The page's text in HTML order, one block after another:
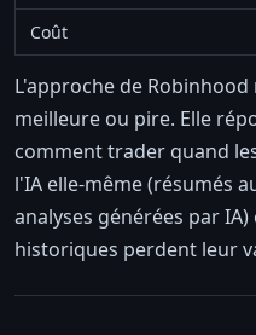
Coût
L'approche de
meilleure ou pire. Elle
comment trader quand
l'IA elle-même (résumés
analyses générées par
historiques perdent leur